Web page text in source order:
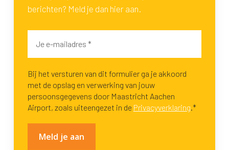
berichten? Meld je dan hier aan.
Bij het versturen van dit formulier ga je akkoord
met de opslag en verwerking van jouw
persoonsgegevens door Maastricht Aachen
Airport, zoals uiteengezet in de Privacyverklaring.*